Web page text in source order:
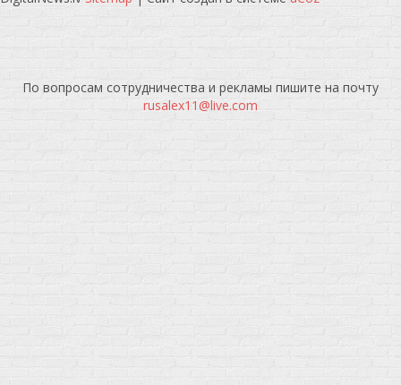
По вопросам сотрудничества и рекламы пишите на почту
rusalex11@live.com